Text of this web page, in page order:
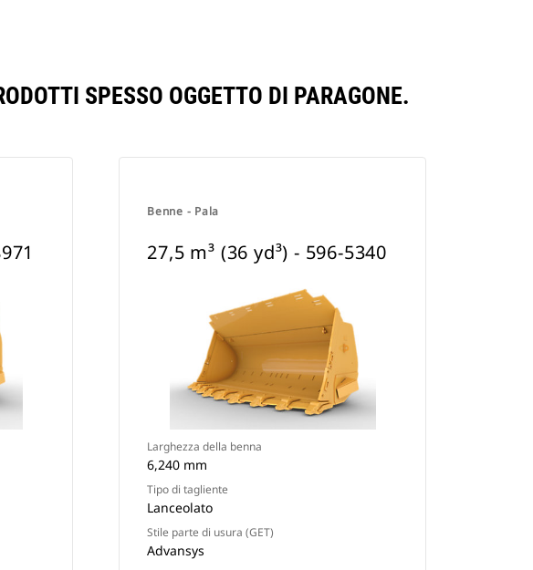
SPESSO OGGETTO DI PARAGONE.
Benne - Pala
27,5 m³ (36 yd³) - 596-5340
Larghezza della benna
6,240 mm
Tipo di tagliente
Lanceolato
Stile parte di usura (GET)
Advansys